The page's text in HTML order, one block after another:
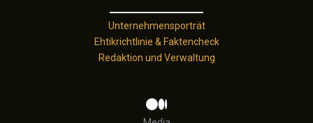
Unternehmensporträt
Ehtikrichtlinie & Faktencheck
Redaktion und Verwaltung